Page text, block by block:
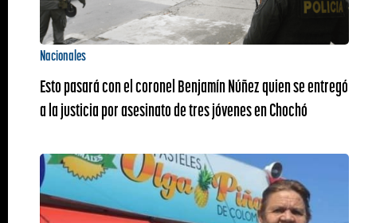
Nacionales
Esto pasará con el coronel Benjamín Núñez quien se entregó
a la justicia por asesinato de tres jóvenes en Chochó